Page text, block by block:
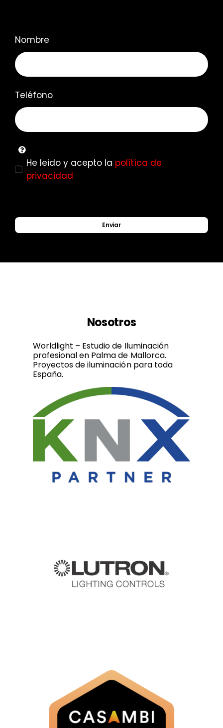
Nombre
Teléfono
He leido y acepto la política de
privacidad
Enviar
Nosotros
Worldlight – Estudio de Iluminación
profesional en Palma de Mallorca.
Proyectos de iluminación para toda
España.